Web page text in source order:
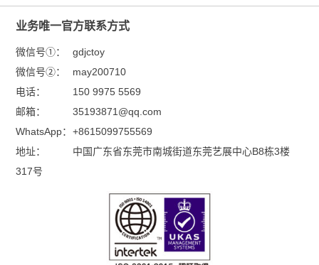
业务唯一官方联系方式
微信号①：
gdjctoy
微信号②：
may200710
电话：
150 9975 5569
邮箱：
35193871@qq.com
WhatsApp： +8615099755569
地址：
中国广东省东莞市南城街道东莞艺展中心B8栋3楼
317号